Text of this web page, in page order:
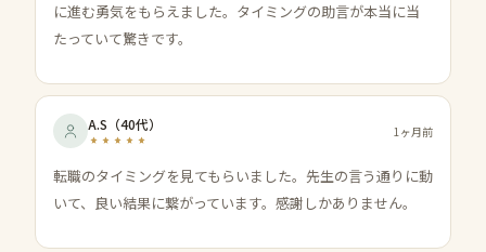
に進む勇気をもらえました。タイミングの助言が本当に当
たっていて驚きです。
A.S （40代） 1ヶ月前
転職のタイミングを見てもらいました。先生の言う通りに動
いて、良い結果に繋がっています。感謝しかありません。